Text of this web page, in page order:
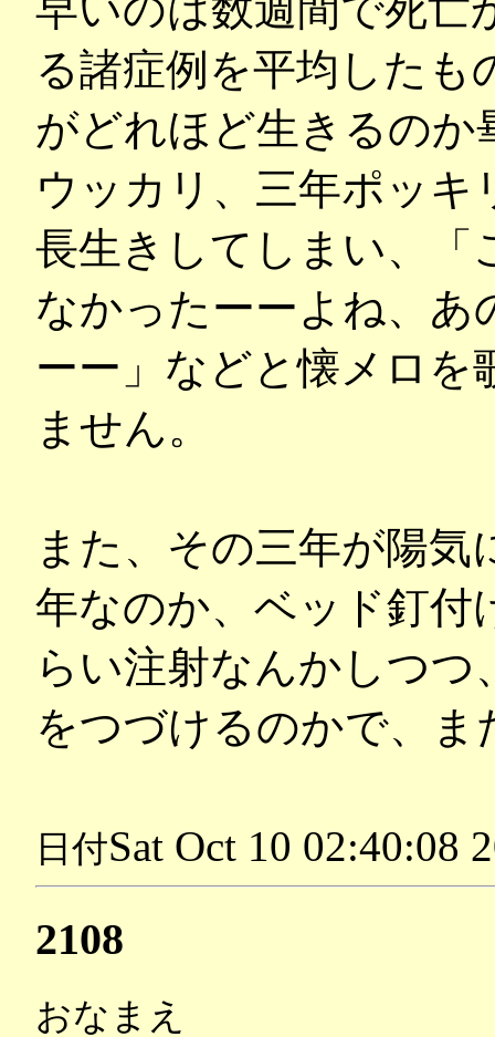
早いのは数週間で死亡
る諸症例を平均したも
がどれほど生きるの
ウッカリ、三年ポッ
長生きしてしまい、「
なかったーーよね、あ
ーー」などと懐メロ
ません。
また、その三年が陽
年なのか、ベッド釘付
らい注射なんかしつ
をつづけるのかで、ま
日付Sat Oct 10 02:40:08
2108
おなまえ